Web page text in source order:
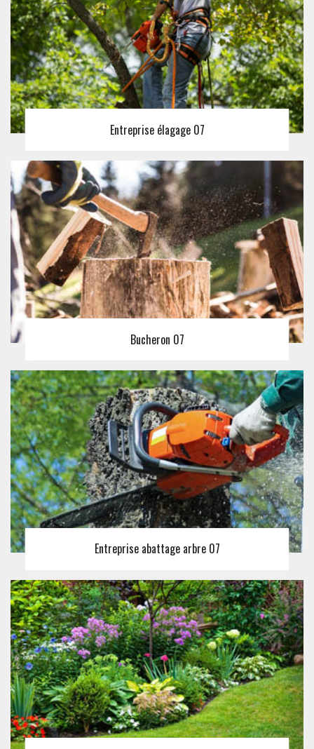
Entreprise élagage 07
Bucheron 07
Entreprise abattage arbre 07